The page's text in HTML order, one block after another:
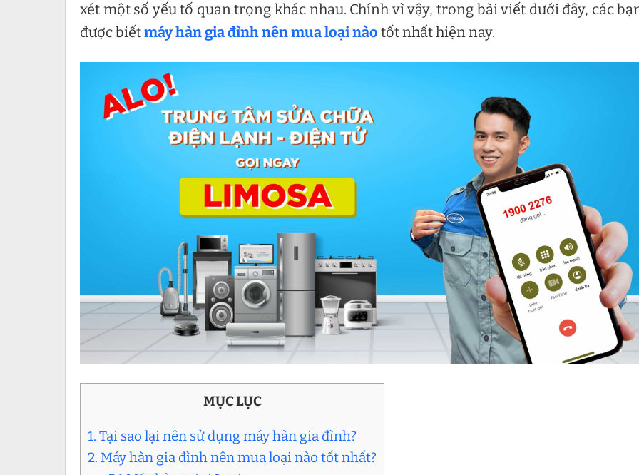
xét một số yếu tố quan trọng khác nhau. Chính vì vậy, trong bài viết dưới đây, các
được biếtmáy hàn gia đình nên mua loại nào tốt nhất hiện nay.
MỤC LỤC
1. Tại sao lại nên sử dụng máy hàn gia đình?
2. Máy hàn gia đình nên mua loại nào tốt nhất?